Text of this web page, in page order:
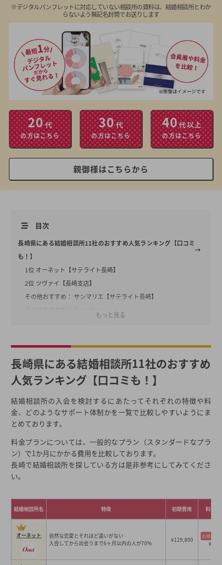
※デジタルパンフレットに対応していない相談所の資料は、結婚相談所とわか
らないよう無記名封筒でお送りします
20代
の方はこちら
30代
の方はこちら
40代以上
の方はこちら
親御様はこちらから
目次
長崎県にある結婚相談所11社のおすすめ人気ランキング【口コミ
も！】
1位 オーネット【サテライト長崎】
2位 ツヴァイ【長崎支店】
その他おすすめ： サンマリエ【サテライト長崎】
その他おすすめ： マリッジ・リボン
その他おすすめ： 結婚相談所トゥルーパートナー
その他おすすめ： あけの会
その他おすすめ： 結婚相談所ハッピーティアラ長崎支店
長崎県の地域密着型の結婚相談所 安い順ランキング
長崎県でおすすめの結婚相談所11社の料金一覧
長崎県でおすすめの結婚相談所 会員数ランキング
佐世保市
結婚相談所の選び方
結婚相談所を安く利用できる賢い方法
もっと見る
長崎県にある結婚相談所11社のおすすめ
人気ランキング【口コミも！】
結婚相談所の入会を検討するにあたってそれぞれの特徴や料
金、どのようなサポート体制かを一覧で比較しやすいようにま
とめております。
料金プランについては、一般的なプラン（スタンダードなプラ
ン）で1か月にかかる費用を比較しております。
長崎で結婚相談所を探している方は是非参考にしてみてくださ
い。
結婚相談所名 特徴 初期費用 料金プ
オーネット
自然な恋愛とそれほど違いがない
入会してから出会うまで6ヶ月以内の人が70%
¥129,800 お得なプ